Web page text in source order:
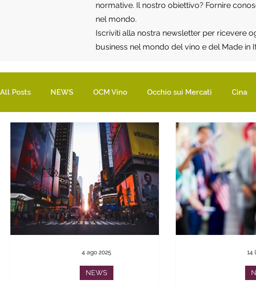
normative. Il nostro obiettivo? Fornire
nel mondo.
Iscriviti alla nostra newsletter per ricevere
business nel mondo del vino e del Made in
All Posts NEWS OCM Vino Occhio sui Mercati Cina
NEWS
4 ago 2025 14